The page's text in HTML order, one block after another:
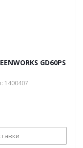
GD60PS
1400407